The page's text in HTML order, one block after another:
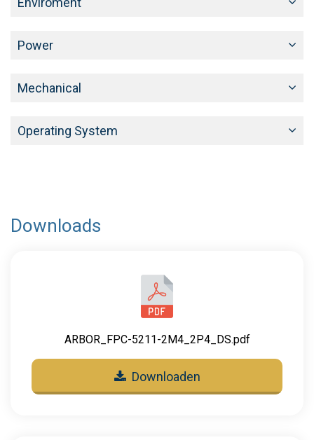
Power
Mechanical
Operating System
Downloads
ARBOR_FPC-5211-2M4_2P4_DS.pdf
Downloaden